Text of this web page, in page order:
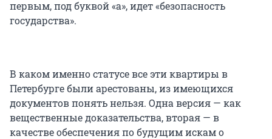
первым, под буквой «а», идет «безопасность
государства».
В каком именно статусе все эти квартиры в
Петербурге были арестованы, из имеющихся
документов понять нельзя. Одна версия — как
вещественные доказательства, вторая — в
качестве обеспечения по будущим искам о